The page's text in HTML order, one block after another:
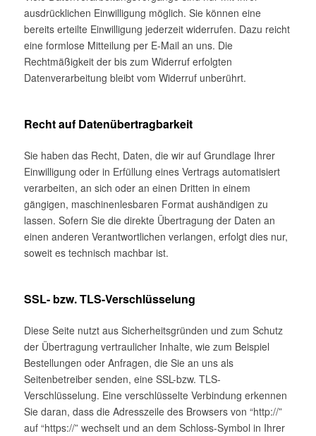
ausdrücklichen Einwilligung möglich. Sie können eine
bereits erteilte Einwilligung jederzeit widerrufen. Dazu reicht
eine formlose Mitteilung per E-Mail an uns. Die
Rechtmäßigkeit der bis zum Widerruf erfolgten
Datenverarbeitung bleibt vom Widerruf unberührt.
Recht auf Datenübertragbarkeit
Sie haben das Recht, Daten, die wir auf Grundlage Ihrer
Einwilligung oder in Erfüllung eines Vertrags automatisiert
verarbeiten, an sich oder an einen Dritten in einem
gängigen, maschinenlesbaren Format aushändigen zu
lassen. Sofern Sie die direkte Übertragung der Daten an
einen anderen Verantwortlichen verlangen, erfolgt dies nur,
soweit es technisch machbar ist.
SSL- bzw. TLS-Verschlüsselung
Diese Seite nutzt aus Sicherheitsgründen und zum Schutz
der Übertragung vertraulicher Inhalte, wie zum Beispiel
Bestellungen oder Anfragen, die Sie an uns als
Seitenbetreiber senden, eine SSL-bzw. TLS-
Verschlüsselung. Eine verschlüsselte Verbindung erkennen
Sie daran, dass die Adresszeile des Browsers von “http://”
auf “https://” wechselt und an dem Schloss-Symbol in Ihrer